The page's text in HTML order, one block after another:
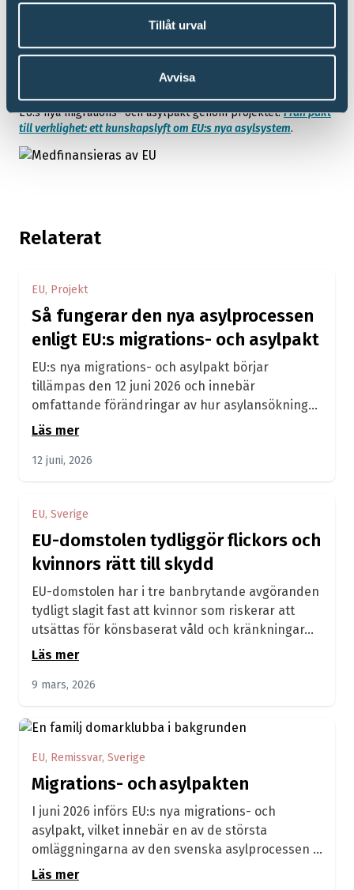
Tillåt urval
Avvisa
Vi på Asylrättscentrum bevakar och sprider information om
EU:s nya migrations- och asylpakt genom projektet:Från pakt
till verklighet: ett kunskapslyft om EU:s nya asylsystem.
Relaterat
EU, Projekt
Så fungerar den nya asylprocessen
enligt EU:s migrations- och asylpakt
EU:s nya migrations- och asylpakt börjar
tillämpas den 12 juni 2026 och innebär
omfattande förändringar av hur asylansökningar
ska hanteras...
Läs mer
12 juni, 2026
EU, Sverige
EU-domstolen tydliggör flickors och
kvinnors rätt till skydd
EU-domstolen har i tre banbrytande avgöranden
tydligt slagit fast att kvinnor som riskerar att
utsättas för könsbaserat våld och kränkningar...
Läs mer
9 mars, 2026
EU, Remissvar, Sverige
Migrations- och asylpakten
I juni 2026 införs EU:s nya migrations- och
asylpakt, vilket innebär en av de största
omläggningarna av den svenska asylprocessen i
modern...
Läs mer